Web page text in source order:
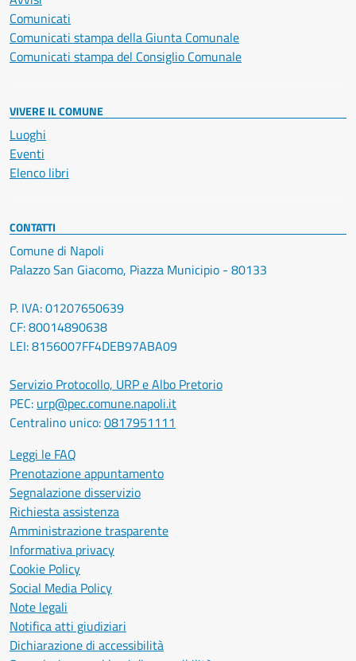
Comunicati
Comunicati stampa della Giunta Comunale
Comunicati stampa del Consiglio Comunale
VIVERE IL COMUNE
Luoghi
Eventi
Elenco libri
CONTATTI
Comune di Napoli
Palazzo San Giacomo, Piazza Municipio - 80133
P. IVA: 01207650639
CF: 80014890638
LEI: 8156007FF4DEB97ABA09
Servizio Protocollo, URP e Albo Pretorio
PEC: urp@pec.comune.napoli.it
Centralino unico:0817951111
Leggi le FAQ
Prenotazione appuntamento
Segnalazione disservizio
Richiesta assistenza
Amministrazione trasparente
Informativa privacy
Cookie Policy
Social Media Policy
Note legali
Notifica atti giudiziari
Dichiarazione di accessibilità